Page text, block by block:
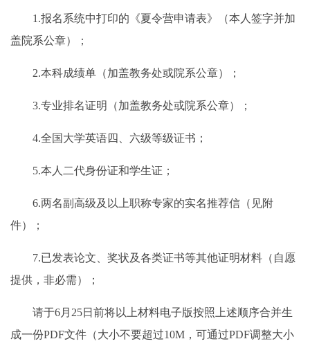
1.报名系统中打印的《夏令营申请表》（本人签字并加
盖院系公章）；
2.本科成绩单（加盖教务处或院系公章）；
3.专业排名证明（加盖教务处或院系公章）；
4.全国大学英语四、六级等级证书；
5.本人二代身份证和学生证；
6.两名副高级及以上职称专家的实名推荐信（见附
件）；
7.已发表论文、奖状及各类证书等其他证明材料（自愿
提供，非必需）；
请于6月25日前将以上材料电子版按照上述顺序合并生
成一份PDF文件（大小不要超过10M，可通过PDF调整大小